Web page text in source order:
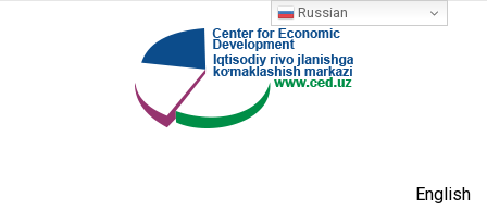
English
Russian